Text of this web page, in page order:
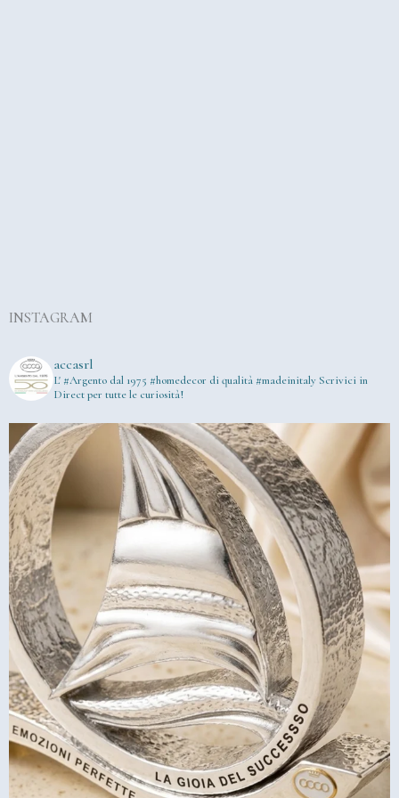
INSTAGRAM
accasrl
L' #Argento dal 1975 #homedecor di qualità #madeinitaly Scrivici in
Direct per tutte le curiosità!